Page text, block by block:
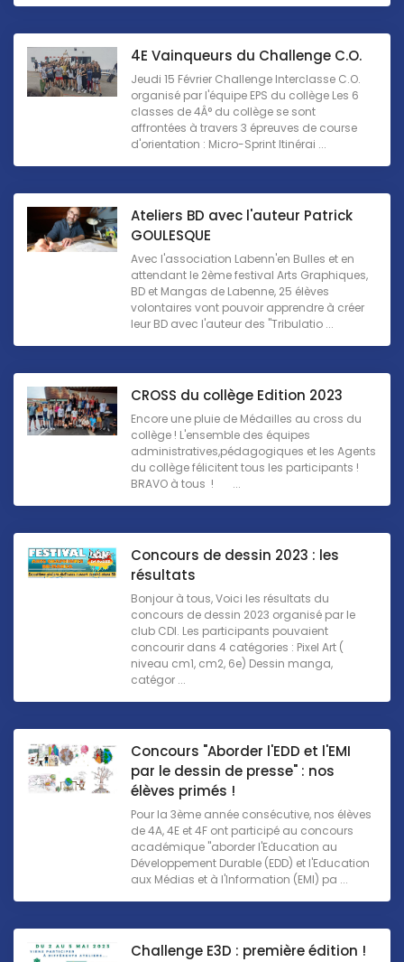
4E Vainqueurs du Challenge C.O.
Jeudi 15 Février Challenge Interclasse C.O.
organisé par l'équipe EPS du collège Les 6
classes de 4Â° du collège se sont
affrontées à travers 3 épreuves de course
d'orientation : Micro-Sprint Itinérai ...
Ateliers BD avec l'auteur Patrick
GOULESQUE
Avec l'association Labenn'en Bulles et en
attendant le 2ème festival Arts Graphiques,
BD et Mangas de Labenne, 25 élèves
volontaires vont pouvoir apprendre à créer
leur BD avec l'auteur des "Tribulatio ...
CROSS du collège Edition 2023
Encore une pluie de Médailles au cross du
collège ! L'ensemble des équipes
administratives,pédagogiques et les Agents
du collège félicitent tous les participants !
BRAVO à tous ! ...
Concours de dessin 2023 : les
résultats
Bonjour à tous, Voici les résultats du
concours de dessin 2023 organisé par le
club CDI. Les participants pouvaient
concourir dans 4 catégories : Pixel Art (
niveau cm1, cm2, 6e) Dessin manga,
catégor ...
Concours "Aborder l'EDD et l'EMI
par le dessin de presse" : nos
élèves primés !
Pour la 3ème année consécutive, nos élèves
de 4A, 4E et 4F ont participé au concours
académique "aborder l'Education au
Développement Durable (EDD) et l'Education
aux Médias et à l'Information (EMI) pa ...
Challenge E3D : première édition !